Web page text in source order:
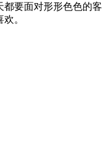
要面对形形色色的客
。